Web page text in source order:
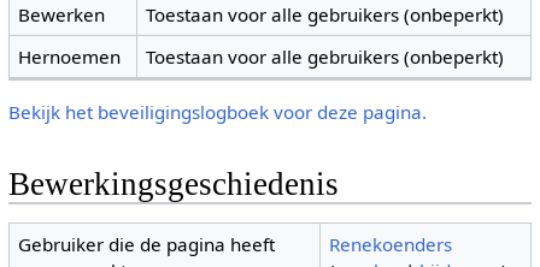
Bewerken
Toestaan voor alle gebruikers (onbeperkt)
Hernoemen
Toestaan voor alle gebruikers (onbeperkt)
Bekijk het beveiligingslogboek voor deze pagina.
Bewerkingsgeschiedenis
Gebruiker die de pagina heeft
Renekoenders